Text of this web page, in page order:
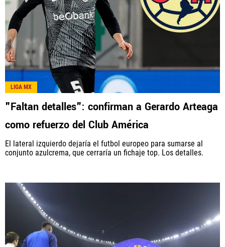
LIGA MX
"Faltan detalles": confirman a Gerardo Arteaga
como refuerzo del Club América
El lateral izquierdo dejaría el futbol europeo para sumarse al
conjunto azulcrema, que cerraría un fichaje top. Los detalles.